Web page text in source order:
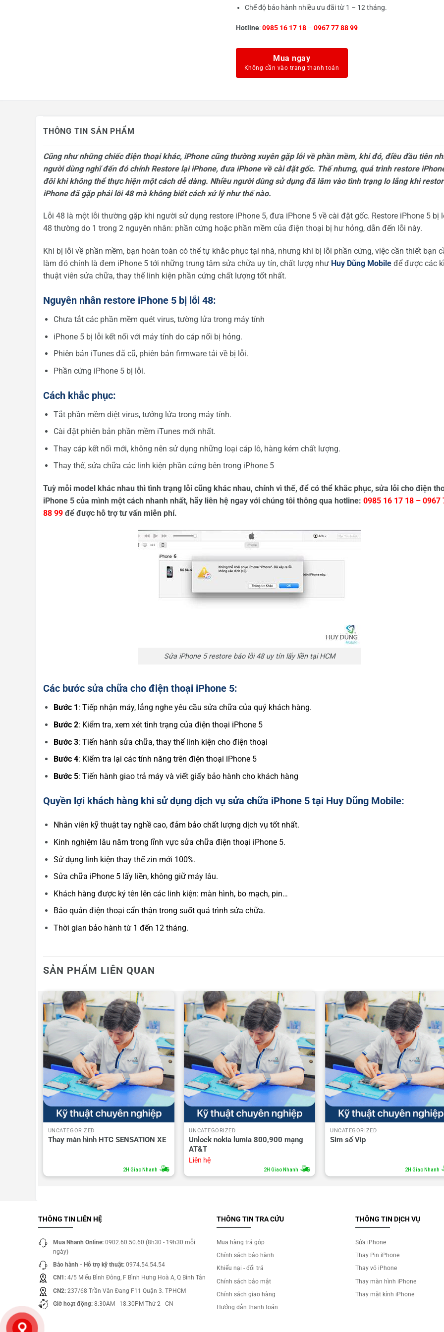
Chế độ bảo hành nhiều ưu đãi từ 1 – 12 tháng.
Hotline:0985 16 17 18– 0967 77 88 99
Mua ngay
THÔNG TIN SẢN PHẨM
Cũng như những chiếc điện thoại khác, iPhone cũng thường xuyên gặp lỗi về phần mềm, khi đó, điều đầu tiên
người dùng nghĩ đến đó chính Restore lại iPhone, đưa iPhone về cài đặt gốc. Thế nhưng, quá trình restore
đôi khi không thể thực hiện một cách dễ dàng. Nhiều người dùng sử dụng đã lâm vào tình trạng lo lắng khi
iPhone đã gặp phải lỗi 48 mà không biết cách xử lý như thế nào.
Lỗi 48 là một lỗi thường gặp khi người sử dụng restore iPhone 5, đưa iPhone 5 về cài đặt gốc. Restore iPhone 5 bị
48 thường do 1 trong 2 nguyên nhân: phần cứng hoặc phần mềm của điện thoại bị hư hỏng, dẫn đến lỗi này.
Khi bị lỗi về phần mềm, bạn hoàn toàn có thể tự khắc phục tại nhà, nhưng khi bị lỗi phần cứng, việc cần thiết bạn
làm đó chính là đem iPhone 5 tới những trung tâm sửa chữa uy tín, chất lượg như Huy Dũng Mobile để được các
thuật viên sửa chữa, thay thế linh kiện phần cứng chất lượng tốt nhất.
Nguyên nhân restore iPhone 5 bị lỗi 48:
Chưa tắt các phần mềm quét virus, tường lửa trong máy tính
iPhone 5 bị lỗi kết nối với máy tính do cáp nối bị hỏng.
Phiên bản iTunes đã cũ, phiên bản firmware tải về bị lỗi.
Phần cứng iPhone 5 bị lỗi.
Cách khắc phục:
Tắt phần mềm diệt virus, tưởng lửa trong máy tính.
Cài đặt phiên bản phần mềm iTunes mới nhất.
Thay cáp kết nối mới, không nên sử dụng những loại cáp lô, hàng kém chất lượng.
Thay thế, sửa chữa các linh kiện phần cứng bên trong iPhone 5
Tuỳ mỗi model khác nhau thì tình trạng lỗi cũng khác nhau, chính vì thế, để có thể khắc phục, sửa lỗi cho điện
iPhone 5 của mình một cách nhanh nhất, hãy liên hệ ngay với chúng tôi thông qua hotline: 0985 16 17 18 – 0967
88 99 để được hỗ trợ tư vấn miễn phí.
Sửa iPhone 5 restore báo lỗi 48 uy tín lấy liền tại HCM
Các bước sửa chữa cho điện thoại iPhone 5:
Bước 1 : Tiếp nhận máy, lắng nghe yêu cầu sửa chữa của quý khách hàng.
Bước 2: Kiểm tra, xem xét tình trạng của điện thoại iPhone 5
Bước 3: Tiến hành sửa chữa, thay thế linh kiện cho điện thoại
Bước 4: Kiểm tra lại các tính năng trên điện thoại iPhone 5
Bước 5: Tiến hành giao trả máy và viết giấy bảo hành cho khách hàng
Quyền lợi khách hàng khi sử dụng dịch vụ sửa chữa iPhone 5 tại Huy Dũng Mobile:
Nhân viên kỹ thuật tay nghề cao, đảm bảo chất lượng dịch vụ tốt nhất.
Kinh nghiệm lâu năm trong lĩnh vực sửa chữa điện thoại iPhone 5.
Sử dụng linh kiện thay thế zin mới 100%.
Sửa chữa iPhone 5 lấy liền, không giữ máy lâu.
Khách hàng được ký tên lên các linh kiện: màn hình, bo mạch, pin…
Bảo quản điện thoại cẩn thận trong suốt quá trình sửa chữa.
Thời gian bảo hành từ 1 đến 12 tháng.
SẢN PHẨM LIÊN QUAN
UNCATEGORIZED
Thay màn hình HTC SENSATION XE
2H Giao Nhanh
UNCATEGORIZED
Unlock nokia lumia 800,900 mạng
AT&T
Liên hệ
2H Giao Nhanh
UNCATEGORIZED
Sim số Vip
2H Giao Nhanh
THÔNG TIN LIÊN HỆ
Mua Nhanh Online: 0902.60.50.60 (8h30 - 19h30 mỗi
ngày)
Bảo hành - Hỗ trợ kỹ thuật: 0974.54.54.54
CN1: 4/5 Miếu Bình Đông, F Bình Hưng Hoà A, Q Bình Tân
CN2: 237/68 Trần Văn Đang F11 Quận 3. TPHCM
Giờ hoạt động: 8:30AM - 18:30PM Thứ 2 - CN
THÔNG TIN TRA CỨU
Mua hàng trả góp
Chính sách bảo hành
Khiếu nại - đổi trả
Chính sách bảo mật
Chính sách giao hàng
Hướng dẫn thanh toán
THÔNG TIN DỊCH VỤ
Sửa iPhone
Thay Pin iPhone
Thay vỏ iPhone
Thay màn hình iPhone
Thay mặt kính iPhone